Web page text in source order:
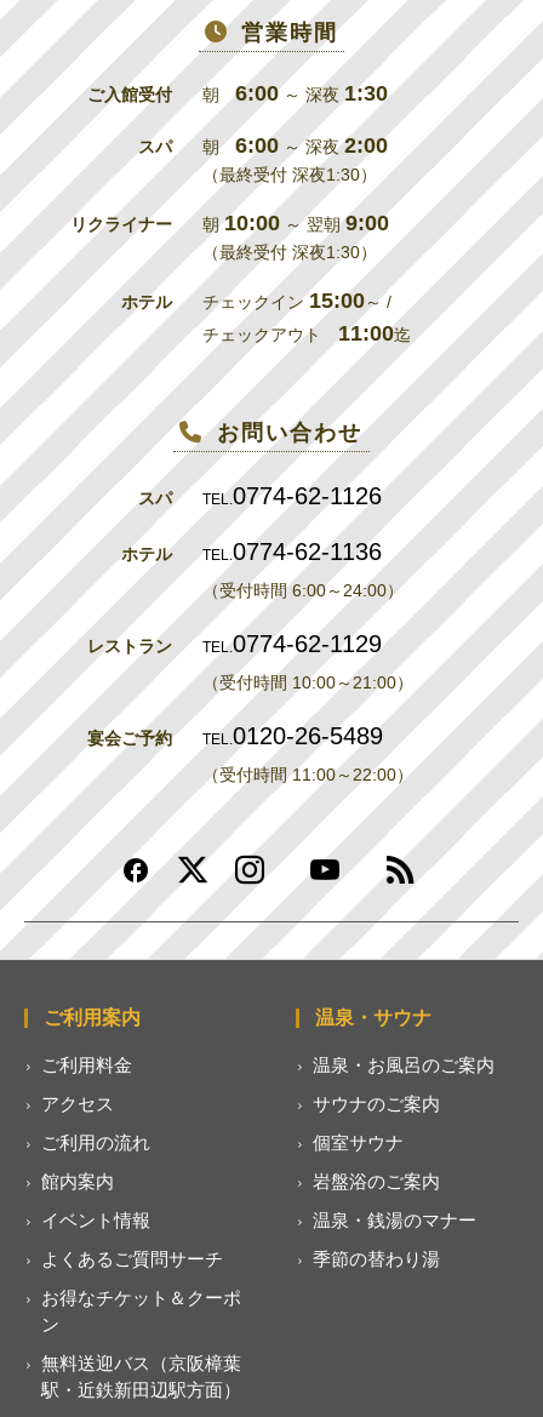
営業時間
ご入館受付 朝 6:00～ 深夜 1:30
スパ 朝6:00 ～ 深夜2:00
（最終受付 深夜1:30）
リクライナー 朝10:00 ～ 翌朝9:00
（最終受付 深夜1:30）
ホテル チェックイン 15:00～ /
チェックアウト 11:00迄
お問い合わせ
スパ TEL.0774-62-1126
ホテル TEL.0774-62-1136
（受付時間 6:00～24:00）
レストラン TEL.0774-62-1129
（受付時間 10:00～21:00）
宴会ご予約 TEL.0120-26-5489
（受付時間 11:00～22:00）
ご利用案内
ご利用料金
アクセス
ご利用の流れ
館内案内
イベント情報
よくあるご質問サーチ
お得なチケット＆クーポ
ン
無料送迎バス（京阪樟葉
駅・近鉄新田辺駅方面）
温泉・サウナ
温泉・お風呂のご案内
サウナのご案内
個室サウナ
岩盤浴のご案内
温泉・銭湯のマナー
季節の替わり湯